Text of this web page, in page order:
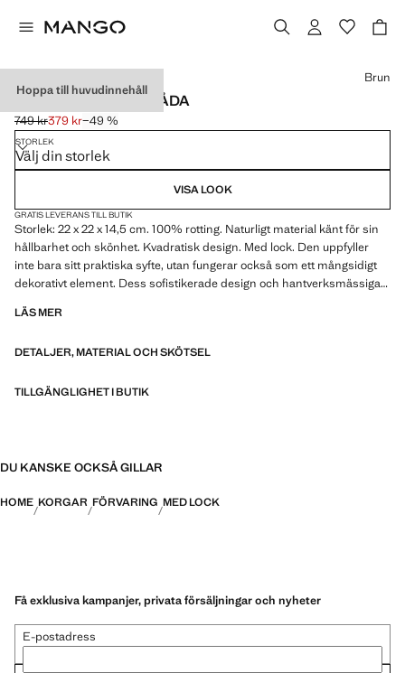
Hoppa till huvudinnehåll
LITEN FIN ROTTINGLÅDA
Ursprungligt pris överstruket [749 kr ]
749 kr
Gällande pris [379 kr ]
379 kr−49 %
Välj en färg
Brun
STORLEK
Välj din storlek
VISA LOOK
GRATIS LEVERANS TILL BUTIK
Storlek: 22 x 22 x 14,5 cm. 100% rotting. Naturligt material känt för sin
hållbarhet och skönhet. Kvadratisk design. Med lock. Den uppfyller
inte bara sitt praktiska syfte, utan fungerar också som ett mångsidigt
dekorativt element. Dess sofistikerade design och hantverksmässiga
helst och ge en touch av elegans. Tillgänglig i två storlekar. Varje korg är
tider, innebär noggrann hantering av växtfibrer som korgvide, vass och
Skillnader och små skönhetsfel är en del av det vackra med detta
LÄS MER
DETALJER, MATERIAL OCH SKÖTSEL
TILLGÄNGLIGHET I BUTIK
DU KANSKE OCKSÅ GILLAR
HOME KORGAR FÖRVARING MED LOCK
Få exklusiva kampanjer, privata försäljningar och nyheter
E-postadress